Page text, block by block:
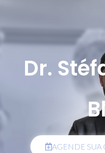
Dr.
AGENDE SUA